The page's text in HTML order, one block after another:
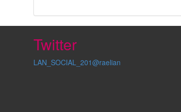
Twitter
LAN_SOCIAL_201@raelian